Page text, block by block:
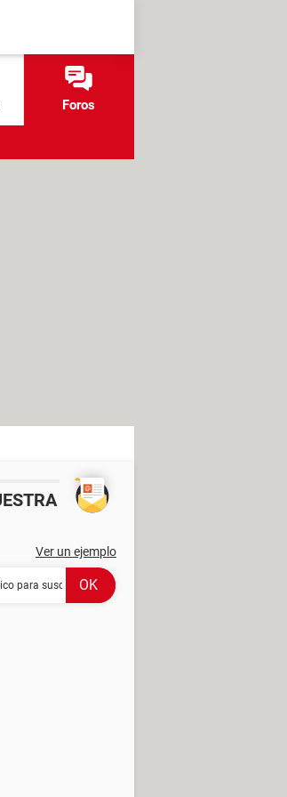
Foros
Ver un ejemplo